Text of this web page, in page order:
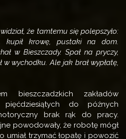
że tamtemu się polepszyło:
kupił krowę, pustaki na dom.
w Bieszczady. Spał na pryczy,
w wychodku. Ale jak brał wypłatę,
bieszczadzkich zakładów
do późnych
brak rąk do pracy.
powodowały, że robotę mógł
umiał trzymać łopatę i powozić